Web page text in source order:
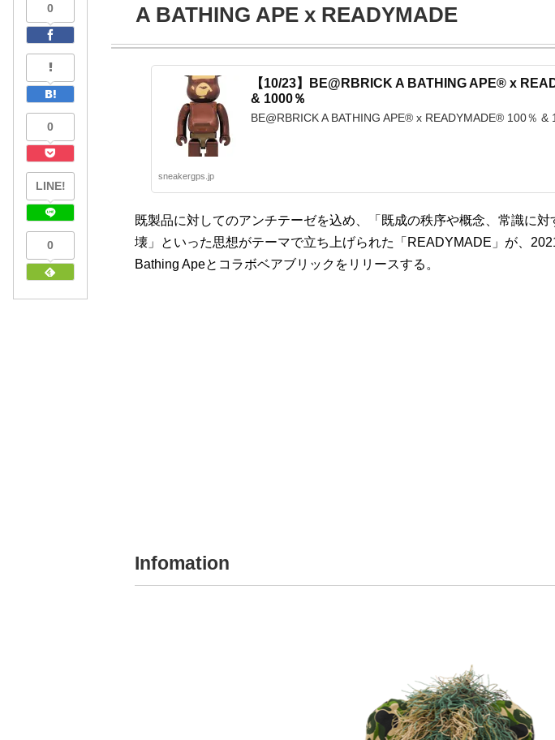
0
0
LINE!
0
A BATHING APE x READYMADE
【10/23】BE@RBRICK A BATHING APE® x
& 1000％
BE@RBRICK A BATHING APE® x READYMADE® 100％ &
sneakergps.jp
既製品に対してのアンチテーゼを込め、「既成の秩序や概念、常識に対
壊」といった思想がテーマで立ち上げられた「READYMADE」が、
Bathing Apeとコラボベアブリックをリリースする。
Infomation